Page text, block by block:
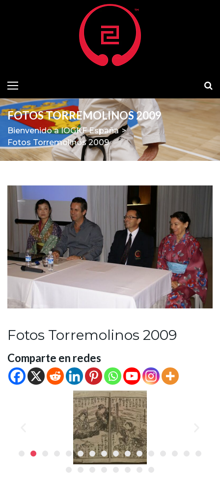
FOTOS TORREMOLINOS 2009
Bienvenido a IOGKF España >
Fotos Torremolinos 2009
Fotos Torremolinos 2009
Comparte en redes